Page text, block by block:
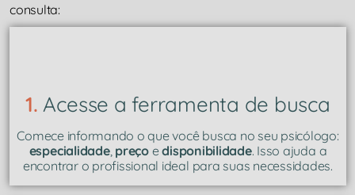
consulta:
1. Acesse a ferramenta de busca
Comece informando o que você busca no seu psicólogo:
especialidade, preçoedisponibilidade. Isso ajuda a
encontrar o profissional ideal para suas necessidades.